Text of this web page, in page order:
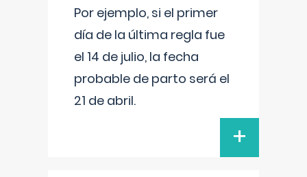
Por ejemplo, si el primer
día de la última regla fue
el 14 de julio, la fecha
probable de parto será el
21 de abril.
+